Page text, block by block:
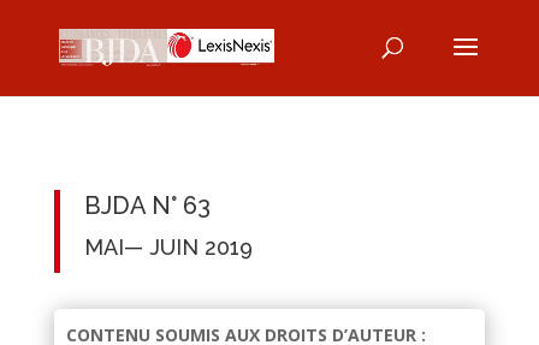
BJDA N° 63
MAI— JUIN 2019
CONTENU SOUMIS AUX DROITS D’AUTEUR :